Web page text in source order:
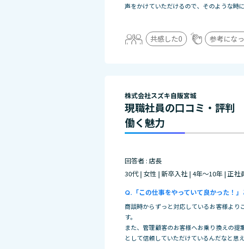
声をかけていただけるので、そのような時
共感した0 参考にな
株式会社スズキ自販宮城
現職社員の口コミ・評判
働く魅力
回答者 : 店長
30代 | 女性 | 新卒入社 | 4年～10年 | 正社
「この仕事をやっていて良かった！
商談時からずっと対応しているお客様より
す。
また、管理顧客のお客様へお乗り換えの
として信頼していただけているんだなと思